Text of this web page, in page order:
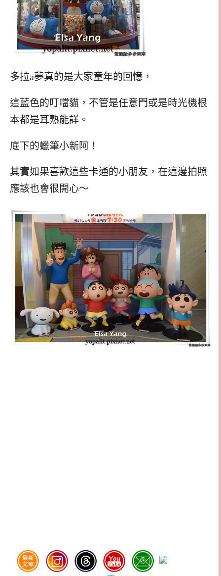
多拉a夢真的是大家童年的回憶，
這藍色的叮噹貓，不管是任意門或是時光機根
本都是耳熟能詳。
底下的蠟筆小新阿！
其實如果喜歡這些卡通的小朋友，在這邊拍照
應該也會很開心～